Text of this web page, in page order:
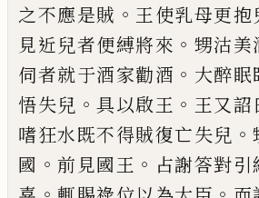
之不應是賊 。 王使乳母更
見近兒者便縛將來 。 甥沽美
伺者就于酒家勸酒 。 大醉眠
悟失兒 。具以啟王 。 王又詔
嗜狂水既不得賊復亡失兒 。
國 。前 見國王 。 占謝答對引